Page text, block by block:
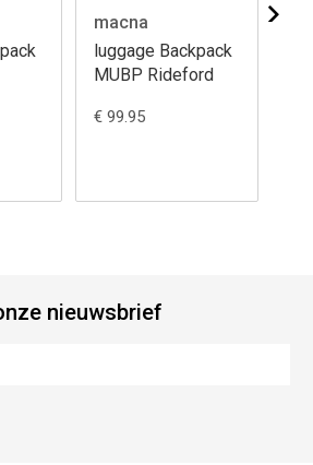
macna
luggage Backpack
MUBP Rideford
€ 99.95
nieuwsbrief